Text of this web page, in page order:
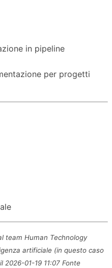
in pipeline
per progetti
team Human Technology
artificiale (in questo caso
2026-01-19 11:07 Fonte